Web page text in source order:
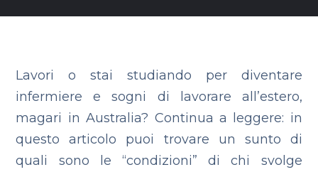
Lavori o stai studiando per diventare
infermiere e sogni di lavorare all’estero,
magari in Australia? Continua a leggere: in
questo articolo puoi trovare un sunto di
quali sono le “condizioni” di chi svolge